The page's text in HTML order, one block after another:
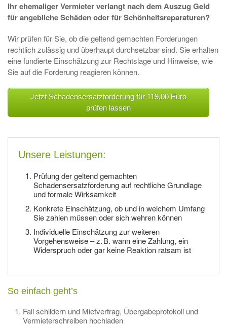
Ihr ehemaliger Vermieter verlangt nach dem Auszug Geld
für angebliche Schäden oder für Schönheitsreparaturen?
Wir prüfen für Sie, ob die geltend gemachten Forderungen
rechtlich zulässig und überhaupt durchsetzbar sind. Sie erhalten
eine fundierte Einschätzung zur Rechtslage und Hinweise, wie
Sie auf die Forderung reagieren können.
Jetzt Schadensersatzforderung für 119,00 Euro
prüfen lassen
Unsere Leistungen:
Prüfung der geltend gemachten
Schadensersatzforderung auf rechtliche Grundlage
und formale Wirksamkeit
Konkrete Einschätzung, ob und in welchem Umfang
Sie zahlen müssen oder sich wehren können
Individuelle Einschätzung zur weiteren
Vorgehensweise – z. B. wann eine Zahlung, ein
Widerspruch oder gar keine Reaktion ratsam ist
So einfach geht’s
Fall schildern und Mietvertrag, Übergabeprotokoll und
Vermieterschreiben hochladen